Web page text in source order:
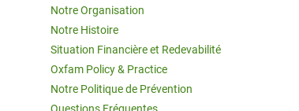
Notre Organisation
Notre Histoire
Situation Financière et Redevabilité
Oxfam Policy & Practice
Notre Politique de Prévention